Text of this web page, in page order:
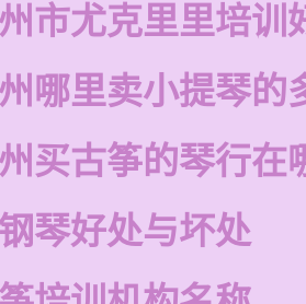
市尤克里里培训
哪里卖小提琴的
买古筝的琴行在
琴好处与坏处